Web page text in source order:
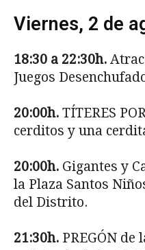
Viernes, 2 de
18:30 a 22:30h.
Juegos
20:00h. TÍTERES
cerditos y una
20:00h. Gigantes y
la Plaza Santos
del Distrito.
21:30h. PREGÓN de